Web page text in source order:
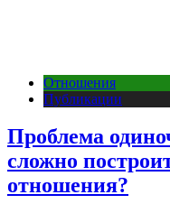
Отношения
Публикации
Проблема
сложно
отношения?